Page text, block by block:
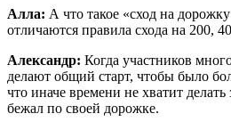
Алла: А что такое «сход на
отличаются правила схода на 200,
Александр: Когда участников
делают общий старт, чтобы было
что иначе времени не хватит
бежал по своей дорожке.